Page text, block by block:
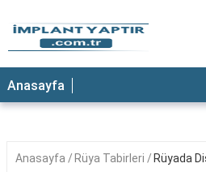
Anasayfa
Anasayfa Rüya Tabirleri Rüyada